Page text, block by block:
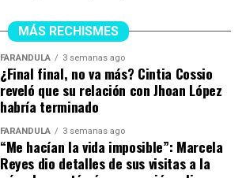
MÁS RECHISMES
FARÁNDULA 3 semanas ago
¿Final final, no va más? Cintia Cossio
reveló que su relación con Jhoan López
habría terminado
FARÁNDULA 3 semanas ago
“Me hacían la vida imposible”: Marcela
Reyes dio detalles de sus visitas a la